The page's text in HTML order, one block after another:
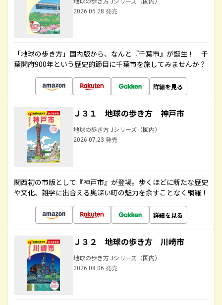
2026.05.28 発売
「地球の歩き方」国内版から、なんと『千葉市』が誕生！ 千
葉開府900年という歴史的節目に千葉市を旅してみませんか？
詳細を見る
Ｊ３１ 地球の歩き方 神戸市
地球の歩き方 Jシリーズ（国内）
2026.07.23 発売
関西初の市版として『神戸市』が登場。歩くほどに新たな歴史
や文化、雑学に出合える奥深い町の魅力を余すことなく網羅！
詳細を見る
Ｊ３２ 地球の歩き方 川崎市
地球の歩き方 Jシリーズ（国内）
2026.08.06 発売